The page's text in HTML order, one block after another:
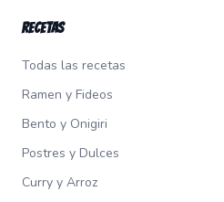
Recetas
Todas las recetas
Ramen y Fideos
Bento y Onigiri
Postres y Dulces
Curry y Arroz